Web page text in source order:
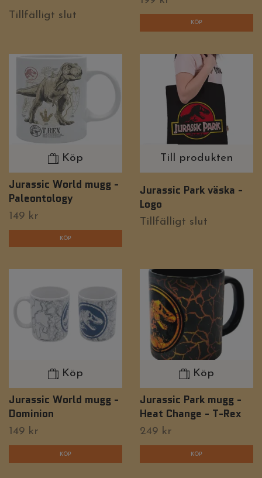
Tillfälligt slut
Köp
Jurassic World mugg -
Paleontology
149 kr
Till produkten
Jurassic Park väska -
Logo
Tillfälligt slut
Köp
Jurassic World mugg -
Dominion
149 kr
Köp
Jurassic Park mugg -
Heat Change - T-Rex
249 kr